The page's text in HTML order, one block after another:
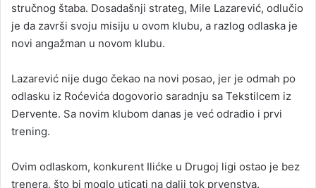
a
n
e
a
i
l
stručnog štaba. Dosadašnji strateg, Mile Lazarević, odlučio
je da završi svoju misiju u ovom klubu, a razlog odlaska je
novi angažman u novom klubu.
Lazarević nije dugo čekao na novi posao, jer je odmah po
odlasku iz Roćevića dogovorio saradnju sa Tekstilcem iz
Dervente. Sa novim klubom danas je već odradio i prvi
trening.
Ovim odlaskom, konkurent Ilićke u Drugoj ligi ostao je bez
trenera, što bi moglo uticati na dalji tok prvenstva.